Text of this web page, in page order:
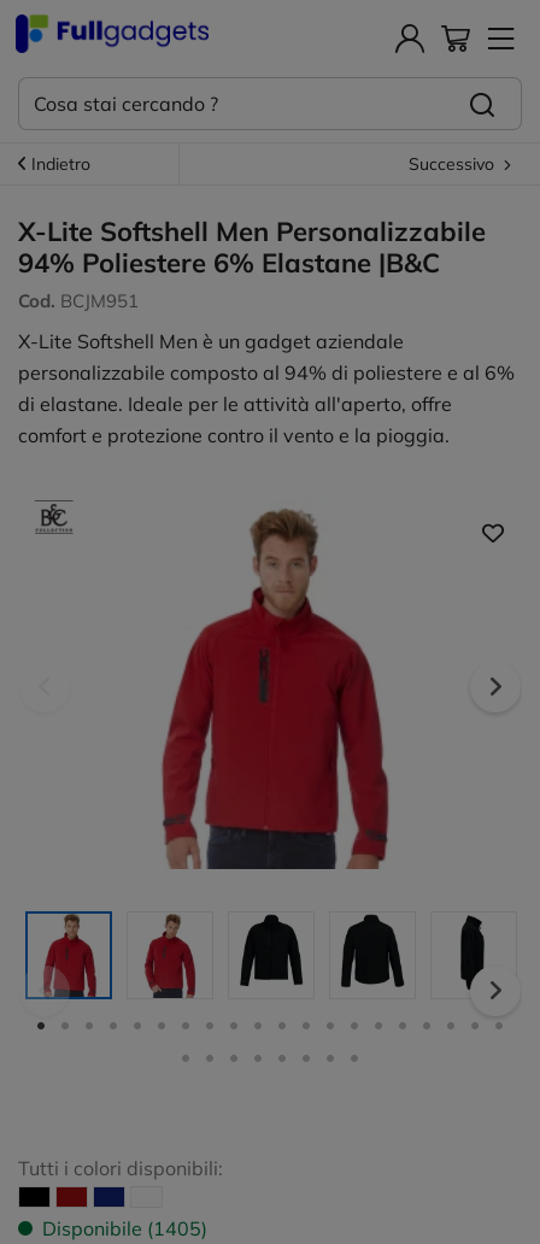
Indietro Successivo
X-Lite Softshell Men Personalizzabile
94% Poliestere 6% Elastane |B&C
Cod. BCJM951
X-Lite Softshell Men è un gadget aziendale
personalizzabile composto al 94% di poliestere e al 6%
di elastane. Ideale per le attività all'aperto, offre
comfort e protezione contro il vento e la pioggia.
Tutti i colori disponibili:
Disponibile (1405)